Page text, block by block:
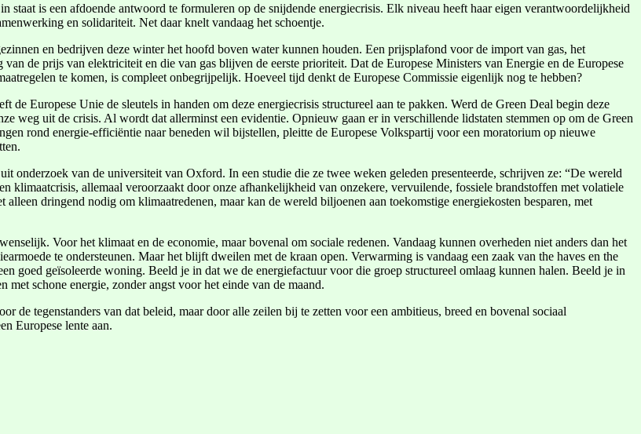
staat is een afdoende antwoord te formuleren op de snijdende energiecrisis. Elk niveau heeft haar eigen verantwoordelijkheid
en solidariteit. Net daar knelt vandaag het schoentje.
en bedrijven deze winter het hoofd boven water kunnen houden. Een prijsplafond voor de import van gas, het
de prijs van elektriciteit en die van gas blijven de eerste prioriteit. Dat de Europese Ministers van Energie en de Europese
te komen, is compleet onbegrijpelijk. Hoeveel tijd denkt de Europese Commissie eigenlijk nog te hebben?
Europese Unie de sleutels in handen om deze energiecrisis structureel aan te pakken. Werd de Green Deal begin deze
weg uit de crisis. Al wordt dat allerminst een evidentie. Opnieuw gaan er in verschillende lidstaten stemmen op om de Green
rond energie-efficiëntie naar beneden wil bijstellen, pleitte de Europese Volkspartij voor een moratorium op nieuwe
onderzoek van de universiteit van Oxford. In een studie die ze twee weken geleden presenteerde, schrijven ze: “De wereld
allemaal veroorzaakt door onze afhankelijkheid van onzekere, vervuilende, fossiele brandstoffen met volatiele
dringend nodig om klimaatredenen, maar kan de wereld biljoenen aan toekomstige energiekosten besparen, met
Voor het klimaat en de economie, maar bovenal om sociale redenen. Vandaag kunnen overheden niet anders dan het
te ondersteunen. Maar het blijft dweilen met de kraan open. Verwarming is vandaag een zaak van the haves en the
goed geïsoleerde woning. Beeld je in dat we de energiefactuur voor die groep structureel omlaag kunnen halen. Beeld je in
schone energie, zonder angst voor het einde van de maand.
de tegenstanders van dat beleid, maar door alle zeilen bij te zetten voor een ambitieus, breed en bovenal sociaal
Europese lente aan.